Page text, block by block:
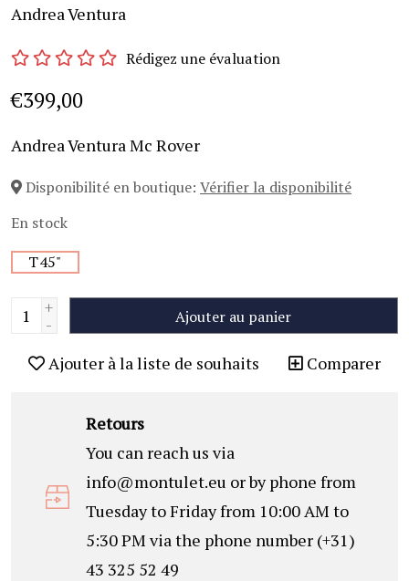
Andrea Ventura
Rédigez une évaluation
€399,00
Andrea Ventura Mc Rover
Disponibilité en boutique: Vérifier la disponibilité
En stock
T45"
+
- Ajouter au panier
Ajouter à la liste de souhaits Comparer
Retours
You can reach us via
info@montulet.eu or by phone from
Tuesday to Friday from 10:00 AM to
5:30 PM via the phone number (+31)
43 325 52 49